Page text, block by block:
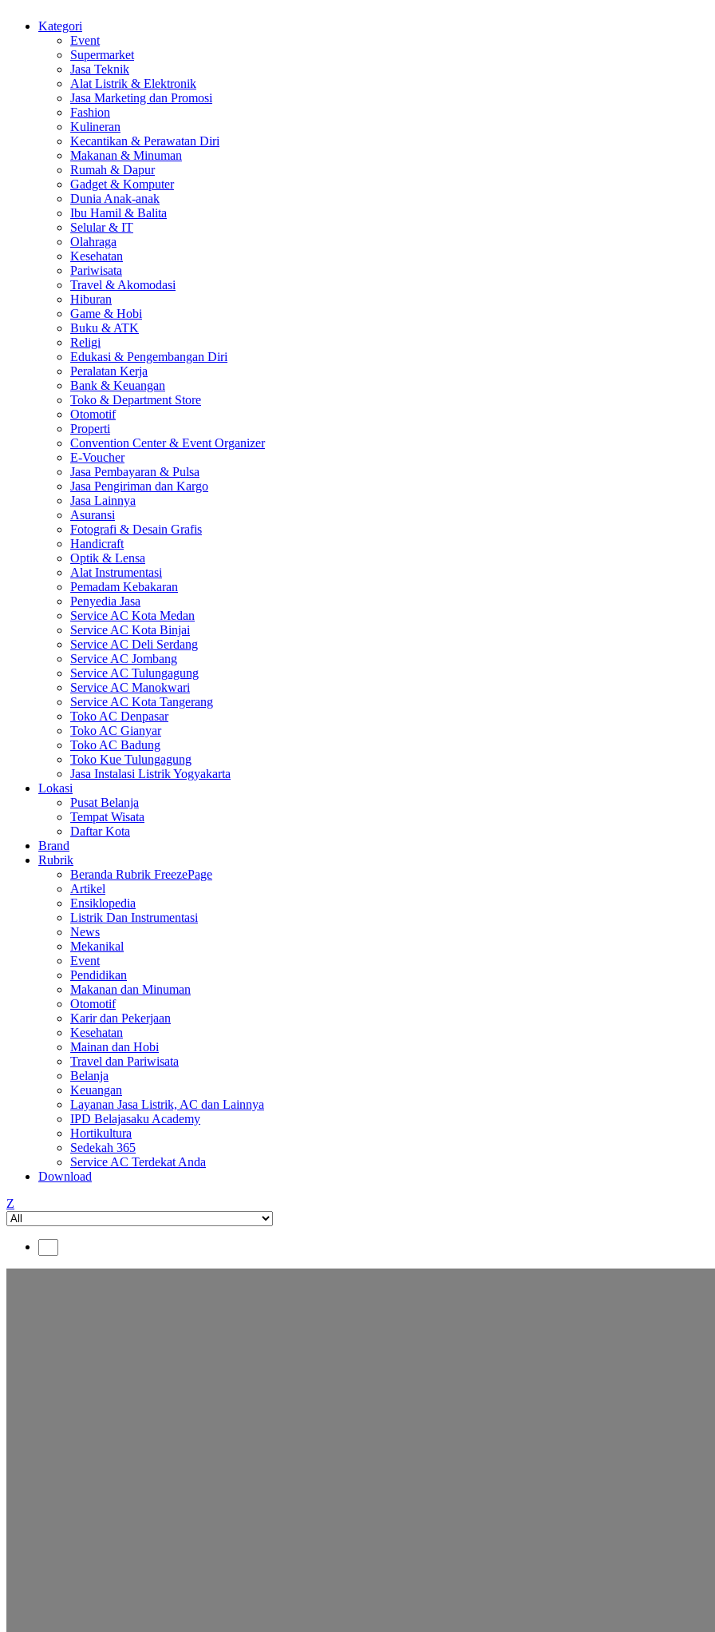
Kategori
Event
Supermarket
Jasa Teknik
Alat Listrik & Elektronik
Jasa Marketing dan Promosi
Fashion
Kulineran
Kecantikan & Perawatan Diri
Makanan & Minuman
Rumah & Dapur
Gadget & Komputer
Dunia Anak-anak
Ibu Hamil & Balita
Selular & IT
Olahraga
Kesehatan
Pariwisata
Travel & Akomodasi
Hiburan
Game & Hobi
Buku & ATK
Religi
Edukasi & Pengembangan Diri
Peralatan Kerja
Bank & Keuangan
Toko & Department Store
Otomotif
Properti
Convention Center & Event Organizer
E-Voucher
Jasa Pembayaran & Pulsa
Jasa Pengiriman dan Kargo
Jasa Lainnya
Asuransi
Fotografi & Desain Grafis
Handicraft
Optik & Lensa
Alat Instrumentasi
Pemadam Kebakaran
Penyedia Jasa
Service AC Kota Medan
Service AC Kota Binjai
Service AC Deli Serdang
Service AC Jombang
Service AC Tulungagung
Service AC Manokwari
Service AC Kota Tangerang
Toko AC Denpasar
Toko AC Gianyar
Toko AC Badung
Toko Kue Tulungagung
Jasa Instalasi Listrik Yogyakarta
Lokasi
Pusat Belanja
Tempat Wisata
Daftar Kota
Brand
Rubrik
Beranda Rubrik FreezePage
Artikel
Ensiklopedia
Listrik Dan Instrumentasi
News
Mekanikal
Event
Pendidikan
Makanan dan Minuman
Otomotif
Karir dan Pekerjaan
Kesehatan
Mainan dan Hobi
Travel dan Pariwisata
Belanja
Keuangan
Layanan Jasa Listrik, AC dan Lainnya
IPD Belajasaku Academy
Hortikultura
Sedekah 365
Service AC Terdekat Anda
Download
Z